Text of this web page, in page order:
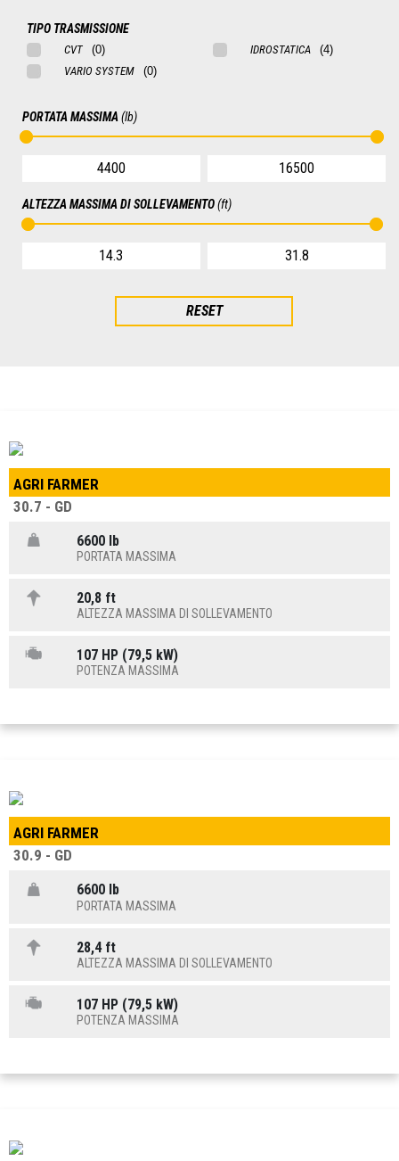
TIPO TRASMISSIONE
CVT
IDROSTATICA
VARIO SYSTEM
PORTATA MASSIMA (lb)
ALTEZZA MASSIMA DI SOLLEVAMENTO(ft)
RESET
AGRI FARMER
30.7 - GD
6600 lb
PORTATA MASSIMA
20,8 ft
ALTEZZA MASSIMA DI SOLLEVAMENTO
107 HP (79,5 kW)
POTENZA MASSIMA
AGRI FARMER
30.9 - GD
6600 lb
PORTATA MASSIMA
28,4 ft
ALTEZZA MASSIMA DI SOLLEVAMENTO
107 HP (79,5 kW)
POTENZA MASSIMA